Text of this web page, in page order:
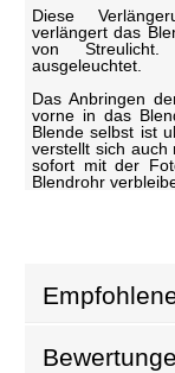
Diese
verlängert das
von
ausgeleuchtet.
Das Anbringen
vorne in das
Blende selbst ist
verstellt sich auch
sofort mit der
Blendrohr